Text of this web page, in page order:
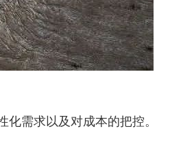
需求以及对成本的把控。